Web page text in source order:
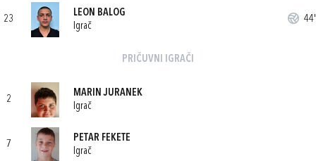
23
LEON BALOG
Igrač
44'
PRIČUVNI IGRAČI
2
MARIN JURANEK
Igrač
7
PETAR FEKETE
Igrač